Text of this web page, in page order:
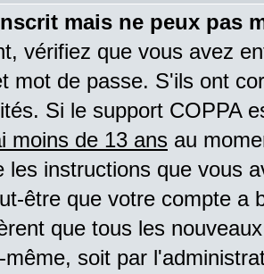
mais ne peux pas
vérifiez que vous avez
mot de passe. S'ils ont
Si le support COPPA
moins de 13 ans au
les instructions que vous
être que votre compte a
que tous les
soit par